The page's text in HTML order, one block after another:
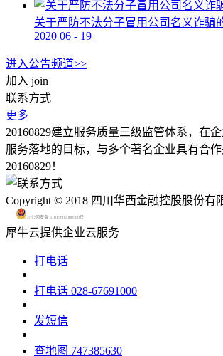
关于严防不法分子冒用公司名义诈骗
2020 06 - 19
进入公告频道>>
加入 join
联系方式
更多
20160829建立服务质量三级监管体系，在
服务落地的目标，与多个著名企业具有合
20160829！
Copyright © 2018 四川华西金融控股股份有
川公网安备 51015602000580号
犀牛云提供企业云服务
打电话
打电话 028-67691000
发短信
查地图 747385630